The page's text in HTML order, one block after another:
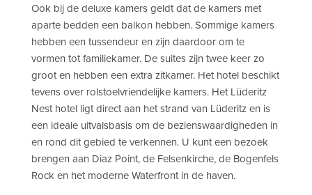
Ook bij de deluxe kamers geldt dat de kamers met
aparte bedden een balkon hebben. Sommige kamers
hebben een tussendeur en zijn daardoor om te
vormen tot familiekamer. De suites zijn twee keer zo
groot en hebben een extra zitkamer. Het hotel beschikt
tevens over rolstoelvriendelijke kamers. Het Lüderitz
Nest hotel ligt direct aan het strand van Lüderitz en is
een ideale uitvalsbasis om de bezienswaardigheden in
en rond dit gebied te verkennen. U kunt een bezoek
brengen aan Diaz Point, de Felsenkirche, de Bogenfels
Rock en het moderne Waterfront in de haven.